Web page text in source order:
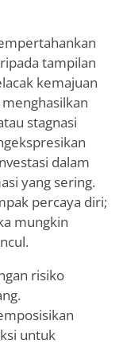
tampilan
kemajuan
stagnasi
dalam
yang sering.
percaya diri;
mungkin
risiko
untuk